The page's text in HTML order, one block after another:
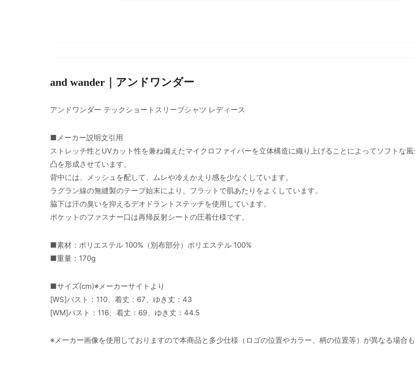
and wander｜アンドワンダー
アンドワンダー テックショートスリーブシャツ レディース
■メーカー説明文引用
ストレッチ性とUVカット性を兼ね備えたマイクロファイバーを立体構造に織り上げることによってソフトな風
凸を形成させています。
背中には、メッシュを配して、ムレや冷えかえり感を少なくしています。
ラグラン線の無縫製のテープ始末により、フラットで肌あたりをよくしています。
脇下は汗の臭いを抑えるデオドラントステッチを使用しています。
ポケットのファスナー口は再帰反射シートの圧着仕様です。
■素材：ポリエステル 100%（別布部分）ポリエステル 100%
■重量：170g
■サイズ(cm)※メーカーサイトより
[WS]バスト：110、着丈：67、ゆき丈：43
[WM]バスト：116、着丈：69、ゆき丈：44.5
※メーカー画像を使用しておりますので本商品と多少仕様（ロゴの位置やカラー、柄の位置等）が異なる場合も